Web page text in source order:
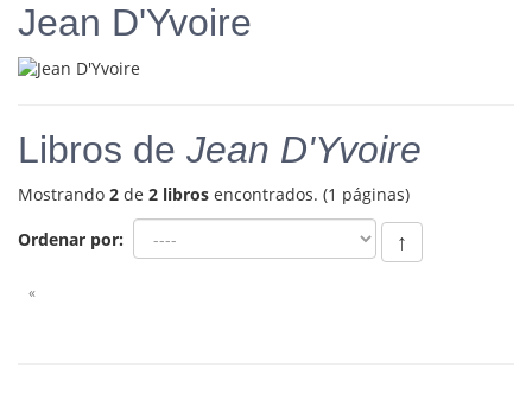
Arte
Astrología. Ocultismo
Jean D'Yvoire
Libros de Jean D'Yvoire
Mostrando 2 de 2 libros encontrados. (1 páginas)
Ordenar por:
↑
«